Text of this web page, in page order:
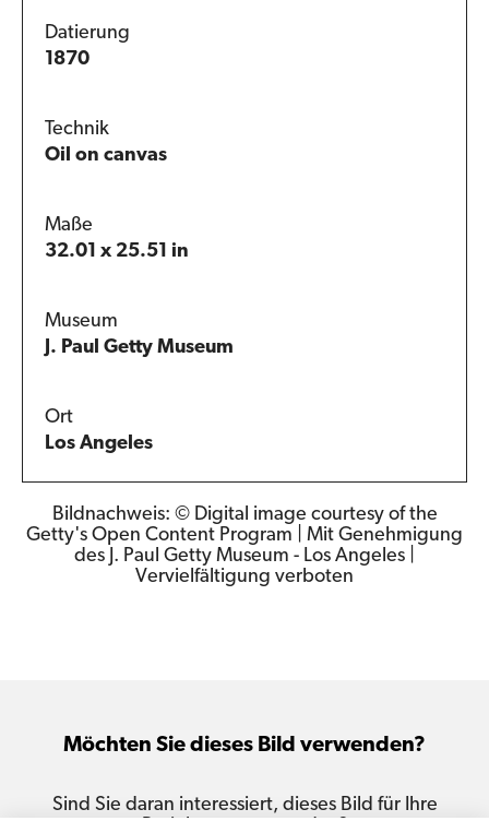
Datierung
1870
Technik
Oil on canvas
Maße
32.01 x 25.51 in
Museum
J. Paul Getty Museum
Ort
Los Angeles
Bildnachweis: © Digital image courtesy of the
Getty's Open Content Program | Mit Genehmigung
des J. Paul Getty Museum - Los Angeles |
Vervielfältigung verboten
Möchten Sie dieses Bild verwenden?
Sind Sie daran interessiert, dieses Bild für Ihre